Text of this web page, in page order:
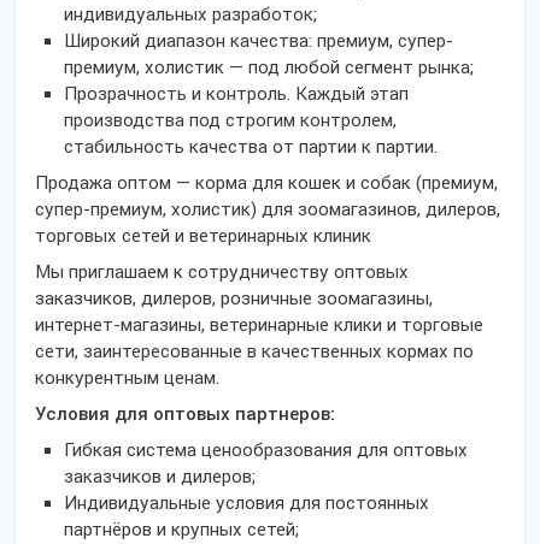
индивидуальных разработок;
Широкий диапазон качества: премиум, супер-
премиум, холистик — под любой сегмент рынка;
Прозрачность и контроль. Каждый этап
производства под строгим контролем,
стабильность качества от партии к партии.
Продажа оптом — корма для кошек и собак (премиум,
супер-премиум, холистик) для зоомагазинов, дилеров,
торговых сетей и ветеринарных клиник
Мы приглашаем к сотрудничеству оптовых
заказчиков, дилеров, розничные зоомагазины,
интернет-магазины, ветеринарные клики и торговые
сети, заинтересованные в качественных кормах по
конкурентным ценам.
Условия для оптовых партнеров:
Гибкая система ценообразования для оптовых
заказчиков и дилеров;
Индивидуальные условия для постоянных
партнёров и крупных сетей;